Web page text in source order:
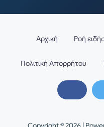
Αρχική Ροή
Πολιτική Απορρήτου